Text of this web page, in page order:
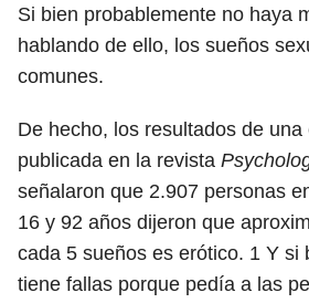
Si bien probablemente no haya
hablando de ello, los sueños
comunes.
De hecho, los resultados de una
publicada en la revista
señalaron que 2.907 personas
16 y 92 años dijeron que
cada 5 sueños es erótico. 1 Y si
tiene fallas porque pedía a las